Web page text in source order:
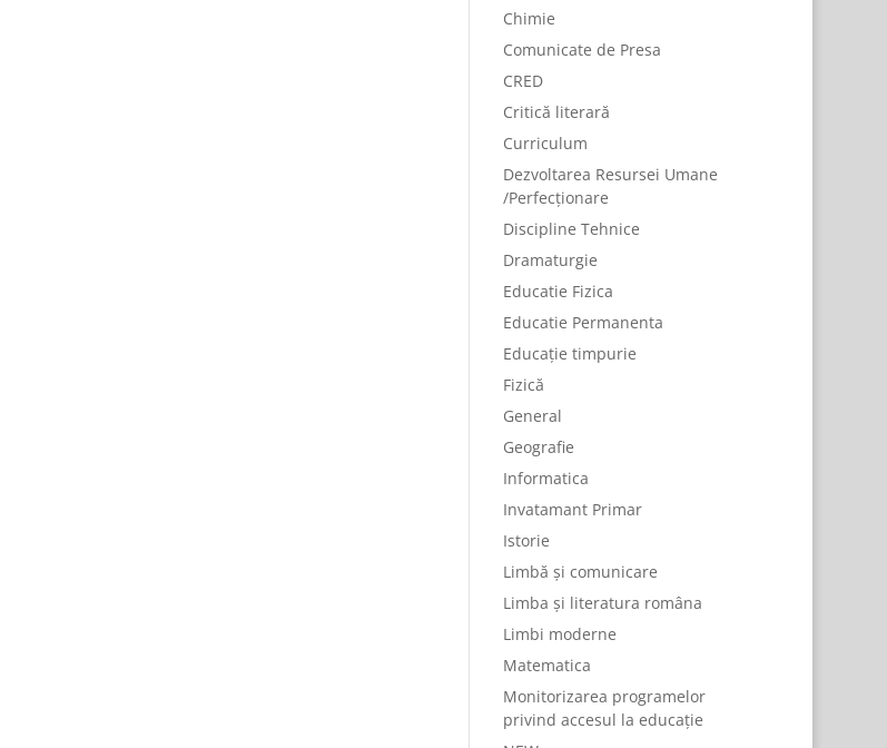
Chimie
Comunicate de Presa
CRED
Critică literară
Curriculum
Dezvoltarea Resursei Umane
/Perfecționare
Discipline Tehnice
Dramaturgie
Educatie Fizica
Educatie Permanenta
Educație timpurie
Fizică
General
Geografie
Informatica
Invatamant Primar
Istorie
Limbă și comunicare
Limba și literatura româna
Limbi moderne
Matematica
Monitorizarea programelor
privind accesul la educație